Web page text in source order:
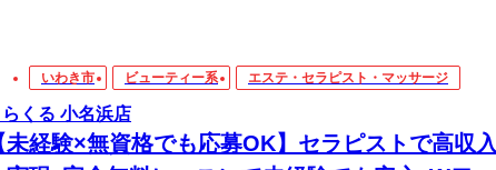
いわき市 ビューティー系 エステ・セラピスト・マッサージ
らくる 小名浜店
未経験×無資格でも応募OK】セラピストで高収入